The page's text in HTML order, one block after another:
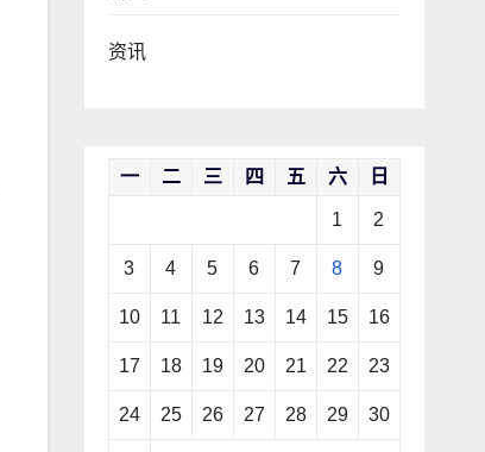
资讯
一 二 三 四 五 六 日
1 2
3 4 5 6 7 8 9
10 11 12 13 14 15 16
17 18 19 20 21 22 23
24 25 26 27 28 29 30